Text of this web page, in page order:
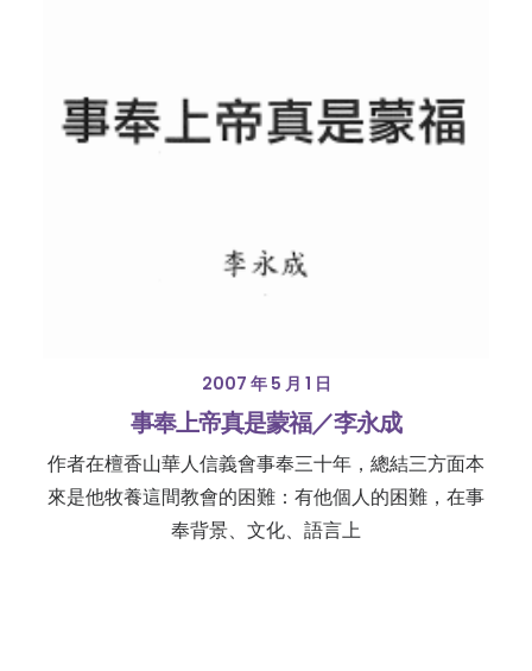
2007 年 5 月 1 日
事奉上帝真是蒙福／李永成
作者在檀香山華人信義會事奉三十年，總結三方面本
來是他牧養這間教會的困難：有他個人的困難，在事
奉背景、文化、語言上